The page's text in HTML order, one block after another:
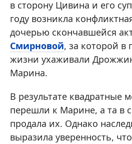
в сторону Цивина и его
году возникла
дочерью скончавшейся
Смирновой, за которой в
жизни ухаживали
Марина.
В результате квадратные
перешли к Марине, а та в
продала их. Однако
выразила уверенность,